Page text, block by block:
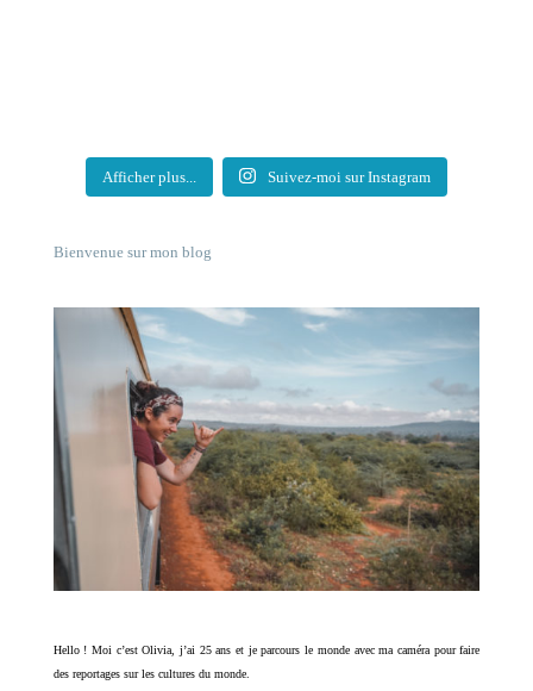
Afficher plus... Suivez-moi sur Instagram
Bienvenue sur mon blog
Hello ! Moi c’est Olivia, j’ai 25 ans et je parcours le monde avec ma caméra pour faire
des reportages sur les cultures du monde.